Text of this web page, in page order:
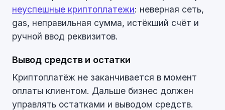
неуспешные криптоплатежи: неверная сеть,
gas, неправильная сумма, истёкший счёт и
ручной ввод реквизитов.
Вывод средств и остатки
Криптоплатёж не заканчивается в момент
оплаты клиентом. Дальше бизнес должен
управлять остатками и выводом средств.